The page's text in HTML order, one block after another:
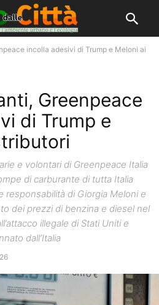
incolla adesivi di Trump e Meloni ai
Greenpeace
di Trump e
e volontari di Greenpeace Italia
di carburante di tutta Italia
responsabilità di Giorgia Meloni e
dei prezzi di benzina e diesel nel
illegale di Stati Uniti e
dall’Italia